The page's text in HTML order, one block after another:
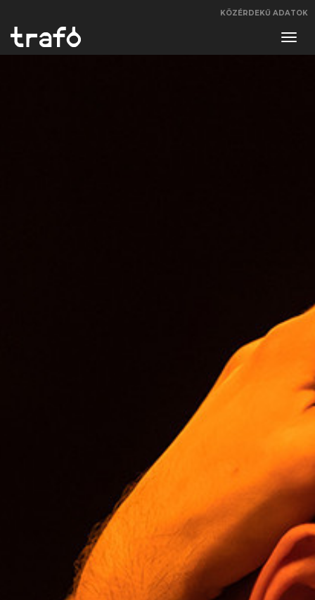
KÖZÉRDEKŰ ADATOK